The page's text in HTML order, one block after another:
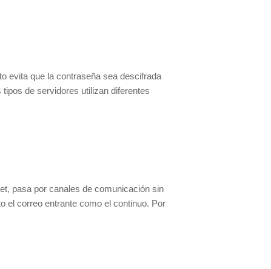
evita que la contraseña sea descifrada
de servidores utilizan diferentes
pasa por canales de comunicación sin
el correo entrante como el continuo. Por